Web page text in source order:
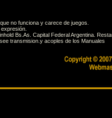
no funciona y carece de juegos.
Bs.As. Capital Federal Argentina.
transmision.y acoples de los Manuales